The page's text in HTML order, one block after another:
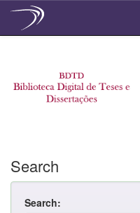
Search
Search: